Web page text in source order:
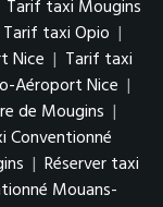
Tarif taxi Mougins
Tarif taxi Opio |
Nice | Tarif taxi
Aéroport Nice |
de Mougins |
Conventionné
| Réserver taxi
Mouans-